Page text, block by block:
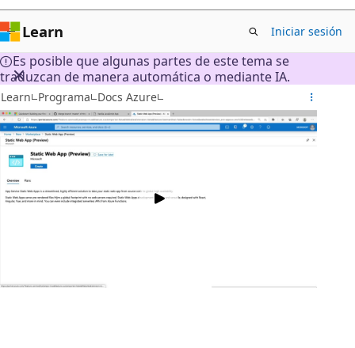
Learn Iniciar sesión
Es posible que algunas partes de este tema se
traduzcan de manera automática o mediante IA.
Learn Programa Docs Azure